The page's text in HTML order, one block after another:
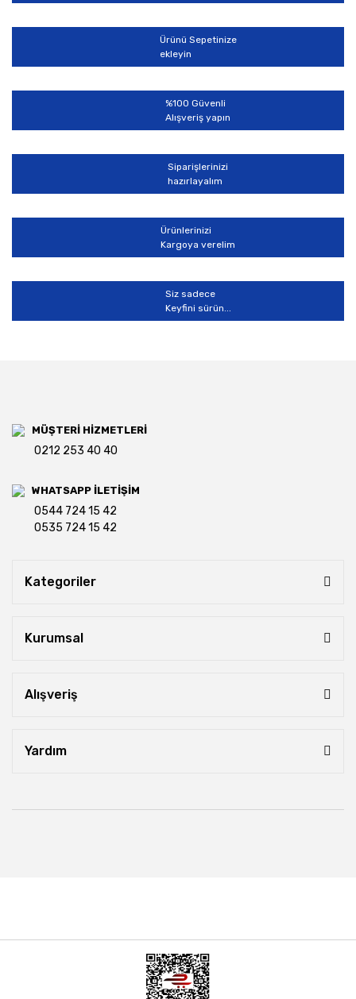
Ürünü Sepetinize
ekleyin
%100 Güvenli
Alışveriş yapın
Siparişlerinizi
hazırlayalım
Ürünlerinizi
Kargoya verelim
Siz sadece
Keyfini sürün...
MÜŞTERİ HİZMETLERİ
0212 253 40 40
WHATSAPP İLETİŞİM
0544 724 15 42
0535 724 15 42
Kategoriler
Kurumsal
Alışveriş
Yardım